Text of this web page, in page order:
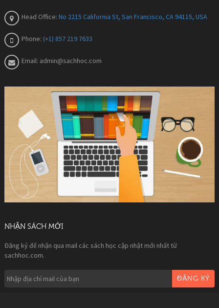
Head Office: No 2215 California St, San Francisco, CA 94115, USA
Phone: (+1) 857 219 7633
Email: admin@sachhoc.com
NHẬN SÁCH MỚI
Đăng ký để nhận qua mail các sách học cập nhật mới nhất từ
sachhoc.com.
ĐĂNG KÝ